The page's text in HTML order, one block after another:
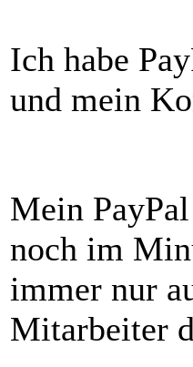
Ich habe
und mein
Mein
noch im
immer nur
Mitarbeiter